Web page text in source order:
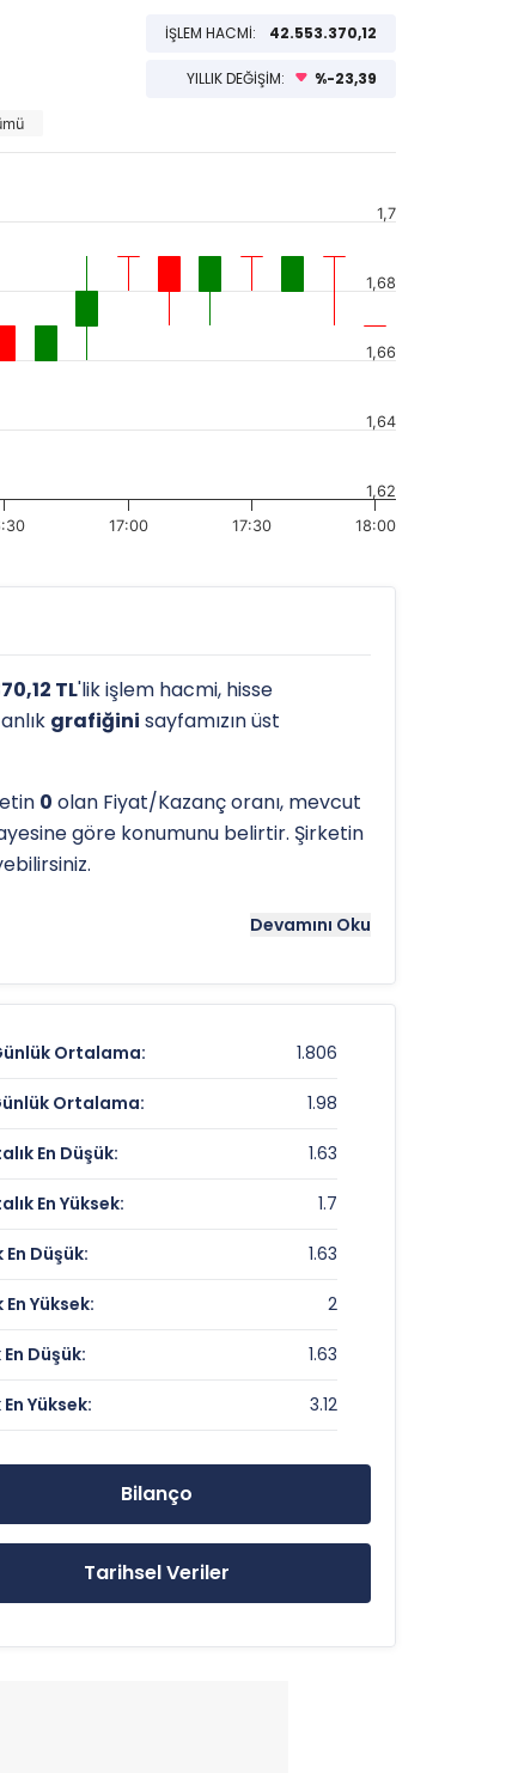
İŞLEM HACMİ: 42.553.370,12
YILLIK DEĞİŞİM: %-23,39
17:00 17:30 18:00
1,62
1,64
1,66
1,68
1,7
TL'lik işlem hacmi, hisse
grafiğini sayfamızın üst
0 olan Fiyat/Kazanç oranı, mevcut
göre konumunu belirtir. Şirketin
önemli bir araçtır. Hissenin3.12
1,67 TL
1,83%
Veri Yok
1.7 TL
1.63 TL
Devamını Oku
Ortalama: 1.806
Ortalama: 1.98
En Düşük: 1.63
En Yüksek: 1.7
En Düşük: 1.63
En Yüksek: 2
En Düşük: 1.63
En Yüksek: 3.12
Bilanço
Tarihsel Veriler